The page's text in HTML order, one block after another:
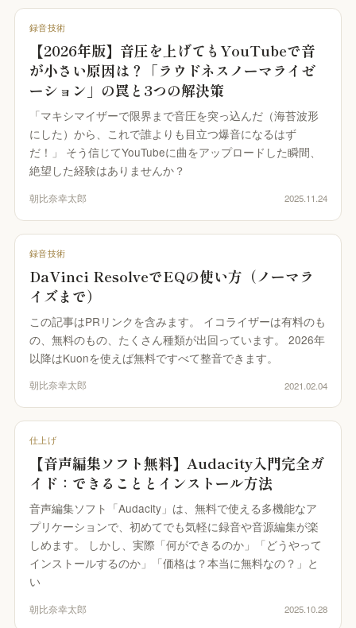
録音技術
【2026年版】音圧を上げてもYouTubeで音
が小さい原因は？「ラウドネスノーマライゼ
ーション」の罠と3つの解決策
「マキシマイザーで限界まで音圧を突っ込んだ（海苔波形
にした）から、これで誰よりも目立つ爆音になるはず
だ！」 そう信じてYouTubeに曲をアップロードした瞬間、
絶望した経験はありませんか？
朝比奈幸太郎 2025.11.24
録音技術
DaVinci ResolveでEQの使い方（ノーマラ
イズまで）
この記事はPRリンクを含みます。 イコライザーは有料のも
の、無料のもの、たくさん種類が出回っています。 2026年
以降はKuonを使えば無料ですべて整音できます。
朝比奈幸太郎 2021.02.04
仕上げ
【音声編集ソフト無料】Audacity入門完全ガ
イド：できることとインストール方法
音声編集ソフト「Audacity」は、無料で使える多機能なア
プリケーションで、初めてでも気軽に録音や音源編集が楽
しめます。 しかし、実際「何ができるのか」「どうやって
インストールするのか」「価格は？本当に無料なの？」と
い
朝比奈幸太郎 2025.10.28